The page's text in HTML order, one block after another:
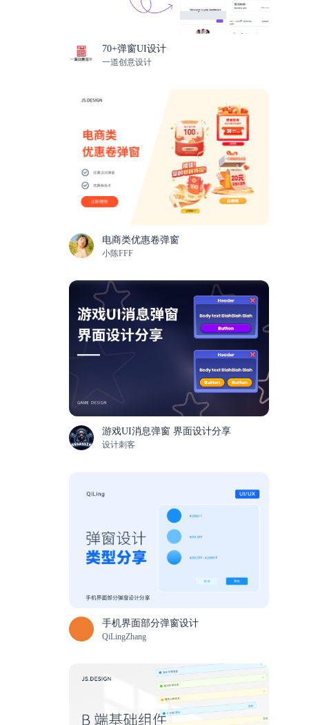
70+弹窗UI设计
一道创意设计
电商类优惠卷弹窗
小陈FFF
游戏UI消息弹窗 界面设计分享
设计刺客
手机界面部分弹窗设计
QiLingZhang